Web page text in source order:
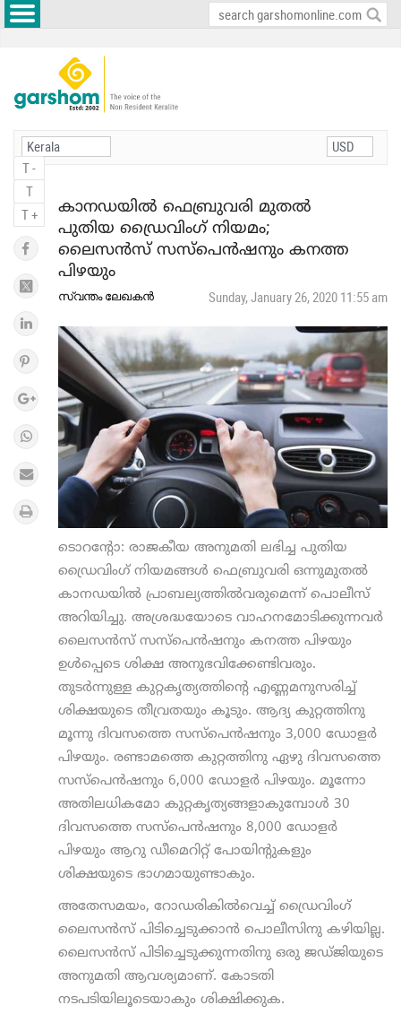
T -
T
T +
കാനഡയില്‍ ഫെബ്രുവരി മുതല്‍
പുതിയ ഡ്രൈവിംഗ് നിയമം;
ലൈസന്‍സ് സസ്പെന്‍ഷനും കനത്ത
പിഴയും
സ്വന്തം ലേഖകന്‍ Sunday, January 26, 2020 11:55 am
ടൊറന്റോ: രാജകീയ അനുമതി ലഭിച്ച പുതിയ
ഡ്രൈവിംഗ് നിയമങ്ങള്‍ ഫെബ്രുവരി ഒന്നുമുതല്‍
കാനഡയില്‍ പ്രാബല്യത്തില്‍വരുമെന്ന് പൊലീസ്
അറിയിച്ചു. അശ്രദ്ധയോടെ വാഹനമോടിക്കുന്നവര്‍
ലൈസന്‍സ് സസ്പെന്‍ഷനും കനത്ത പിഴയും
ഉള്‍പ്പെടെ ശിക്ഷ അനുഭവിക്കേണ്ടിവരും.
തുടര്‍ന്നുള്ള കുറ്റകൃത്യത്തിന്റെ എണ്ണമനുസരിച്ച്
ശിക്ഷയുടെ തീവ്രതയും കൂടും. ആദ്യ കുറ്റത്തിനു
മൂന്നു ദിവസത്തെ സസ്പെന്‍ഷനും 3,000 ഡോളര്‍
പിഴയും. രണ്ടാമത്തെ കുറ്റത്തിനു ഏഴു ദിവസത്തെ
സസ്പെന്‍ഷനും 6,000 ഡോളര്‍ പിഴയും. മൂന്നോ
അതിലധികമോ കുറ്റകൃത്യങ്ങളാകുമ്പോള്‍ 30
ദിവസത്തെ സസ്പെന്‍ഷനും 8,000 ഡോളര്‍
പിഴയും ആറു ഡീമെറിറ്റ് പോയിന്റുകളും
ശിക്ഷയുടെ ഭാഗമായുണ്ടാകും.
അതേസമയം, റോഡരികില്‍വെച്ച് ഡ്രൈവിംഗ്
ലൈസന്‍സ് പിടിച്ചെടുക്കാന്‍ പൊലീസിനു കഴിയില്ല.
ലൈസന്‍സ് പിടിച്ചെടുക്കുന്നതിനു ഒരു ജഡ്ജിയുടെ
അനുമതി ആവശ്യമാണ്. കോടതി
നടപടിയിലൂടെയാകും ശിക്ഷിക്കുക.